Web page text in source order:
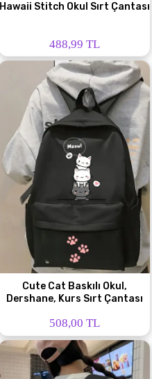
Hawaii Stitch Okul Sırt Çantası
488,99 TL
Cute Cat Baskılı Okul,
Dershane, Kurs Sırt Çantası
508,00 TL